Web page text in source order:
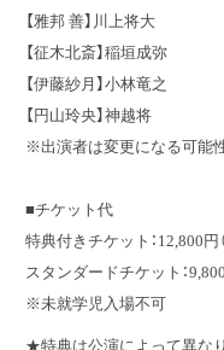
【雅邦 善】川上将大
【征木北斎】稲垣成弥
【伊藤紗月】小林竜之
【円山玲央】神越将
※出演者は変更になる可能
■チケット代
特典付きチケット：12,800円
スタンダードチケット：
※未就学児入場不可
★特典は公演によって異なり